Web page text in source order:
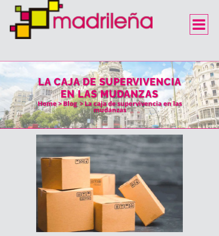
LA CAJA DE SUPERVIVENCIA
EN LAS MUDANZAS
Home>Blog>La caja de supervivencia en las
mudanzas